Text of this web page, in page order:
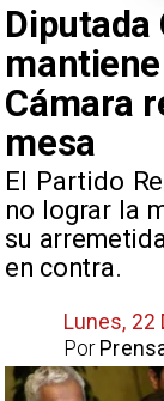
Diputada
Cámara
mesa
El Partido
no lograr la
su
en contra.
Lunes, 22
Por